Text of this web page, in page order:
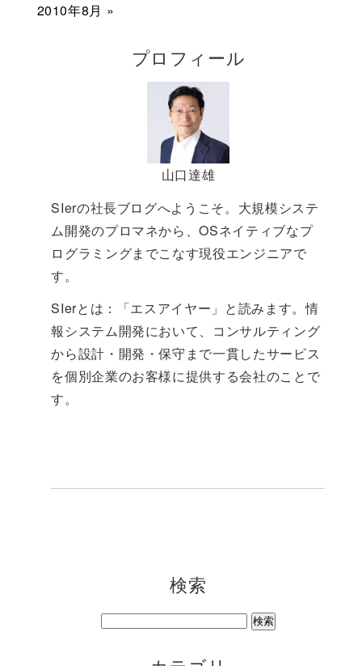
2010年8月 »
プロフィール
山口達雄
SIerの社長ブログへようこそ。大規模システ
ム開発のプロマネから、OSネイティブなプ
ログラミングまでこなす現役エンジニアで
す。
SIerとは：「エスアイヤー」と読みます。情
報システム開発において、コンサルティング
から設計・開発・保守まで一貫したサービス
を個別企業のお客様に提供する会社のことで
す。
検索